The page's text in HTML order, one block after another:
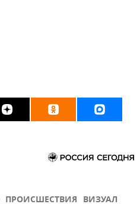
ПРОИСШЕСТВИЯ ВИЗУАЛ